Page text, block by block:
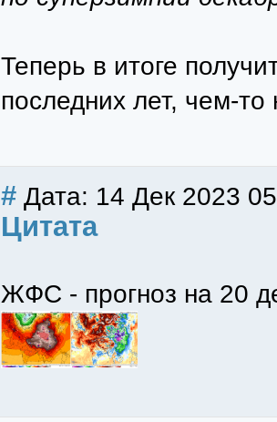
Теперь в итоге
последних лет, чем-
# Дата: 14 Дек 2023
Цитата
ЖФС - прогноз на 20